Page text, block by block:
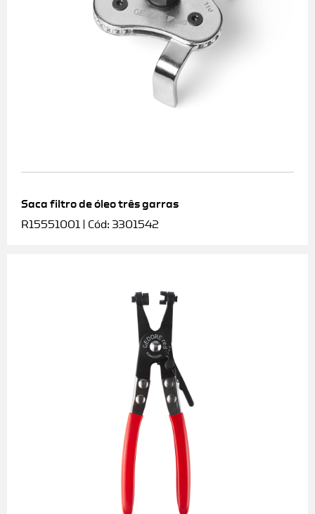
Saca filtro de óleo três garras
R15551001 | Cód: 3301542